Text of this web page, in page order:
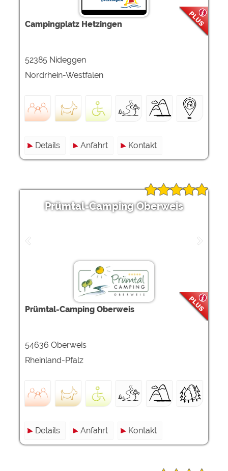
Campingplatz Hetzingen
52385 Nideggen
Nordrhein-Westfalen
Details Anfahrt Kontakt
Prümtal-Camping Oberweis
Prümtal-Camping Oberweis
54636 Oberweis
Rheinland-Pfalz
Details Anfahrt Kontakt